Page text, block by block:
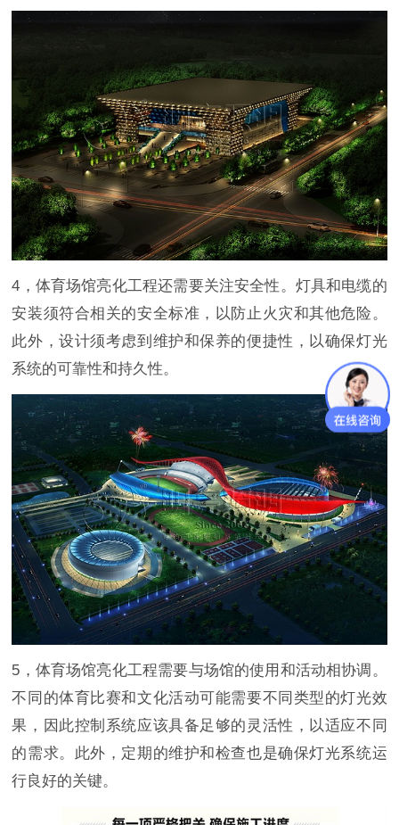
4，体育场馆亮化工程还需要关注安全性。灯具和电缆的
安装须符合相关的安全标准，以防止火灾和其他危险。
此外，设计须考虑到维护和保养的便捷性，以确保灯光
系统的可靠性和持久性。
5，体育场馆亮化工程需要与场馆的使用和活动相协调。
不同的体育比赛和文化活动可能需要不同类型的灯光效
果，因此控制系统应该具备足够的灵活性，以适应不同
的需求。此外，定期的维护和检查也是确保灯光系统运
行良好的关键。